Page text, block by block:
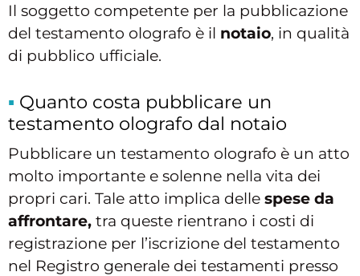
Il soggetto competente per la pubblicazione
del testamento olografo è il notaio, in qualità
di pubblico ufficiale.
Quanto costa pubblicare un
testamento olografo dal notaio
Pubblicare un testamento olografo è un atto
molto importante e solenne nella vita dei
propri cari. Tale atto implica delle spese da
affrontare, tra queste rientrano i costi di
registrazione per l’iscrizione del testamento
nel Registro generale dei testamenti presso